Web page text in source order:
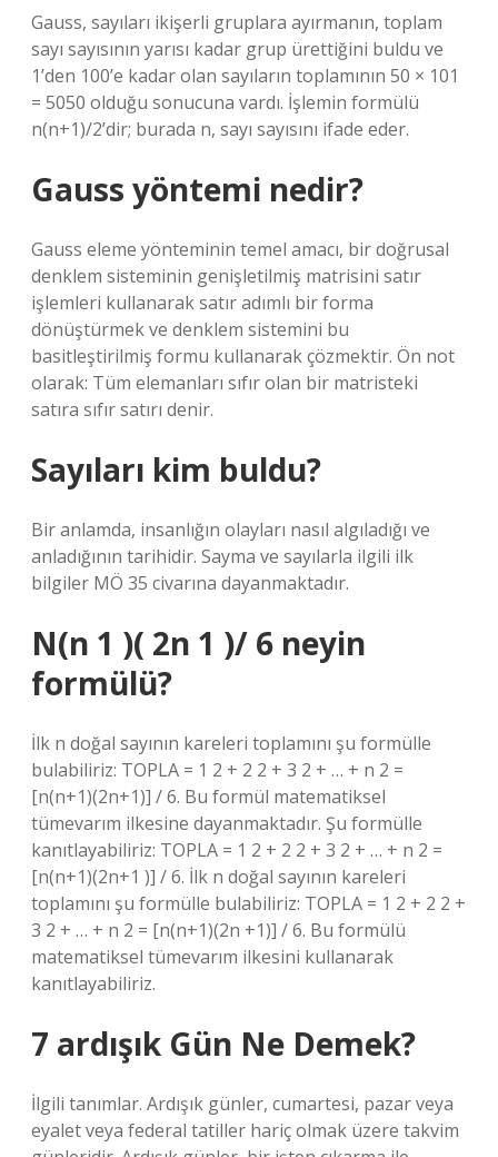
Gauss, sayıları ikişerli gruplara ayırmanın, toplam
sayı sayısının yarısı kadar grup ürettiğini buldu ve
1’den 100’e kadar olan sayıların toplamının 50 × 101
= 5050 olduğu sonucuna vardı. İşlemin formülü
n(n+1)/2’dir; burada n, sayı sayısını ifade eder.
Gauss yöntemi nedir?
Gauss eleme yönteminin temel amacı, bir doğrusal
denklem sisteminin genişletilmiş matrisini satır
işlemleri kullanarak satır adımlı bir forma
dönüştürmek ve denklem sistemini bu
basitleştirilmiş formu kullanarak çözmektir. Ön not
olarak: Tüm elemanları sıfır olan bir matristeki
satıra sıfır satırı denir.
Sayıları kim buldu?
Bir anlamda, insanlığın olayları nasıl algıladığı ve
anladığının tarihidir. Sayma ve sayılarla ilgili ilk
bilgiler MÖ 35 civarına dayanmaktadır.
N(n 1 )( 2n 1 )/ 6 neyin
formülü?
İlk n doğal sayının kareleri toplamını şu formülle
bulabiliriz: TOPLA = 1 2 + 2 2 + 3 2 + … + n 2 =
[n(n+1)(2n+1)] / 6. Bu formül matematiksel
tümevarım ilkesine dayanmaktadır. Şu formülle
kanıtlayabiliriz: TOPLA = 1 2 + 2 2 + 3 2 + … + n 2 =
[n(n+1)(2n+1 )] / 6. İlk n doğal sayının kareleri
toplamını şu formülle bulabiliriz: TOPLA = 1 2 + 2 2 +
3 2 + … + n 2 = [n(n+1)(2n +1)] / 6. Bu formülü
matematiksel tümevarım ilkesini kullanarak
kanıtlayabiliriz.
7 ardışık Gün Ne Demek?
İlgili tanımlar. Ardışık günler, cumartesi, pazar veya
eyalet veya federal tatiller hariç olmak üzere takvim